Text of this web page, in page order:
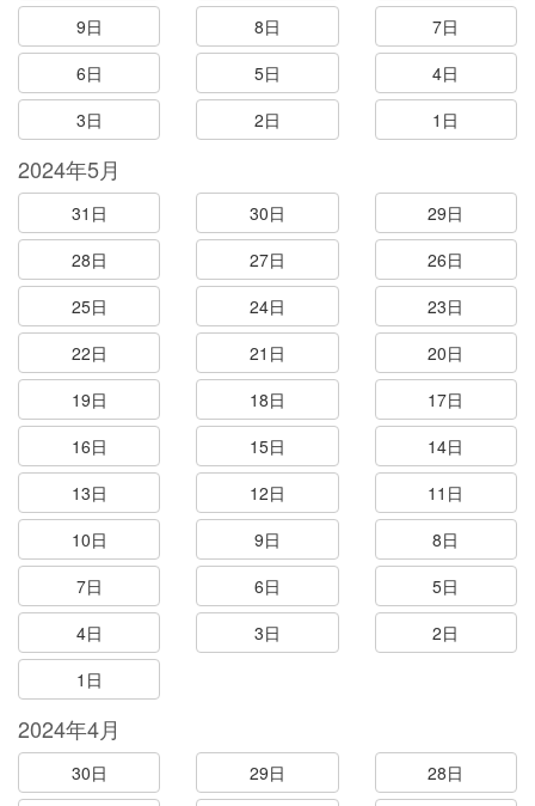
9日
8日
7日
6日
5日
4日
3日
2日 1日
2024年5月
31日 30日
29日
28日
27日
26日
25日
24日
23日
22日
21日
20日
19日
18日
17日
16日
15日
14日
13日
12日
11日
10日
9日
8日
7日
6日
5日
4日
3日
2日
1日
2024年4月
30日 29日
28日